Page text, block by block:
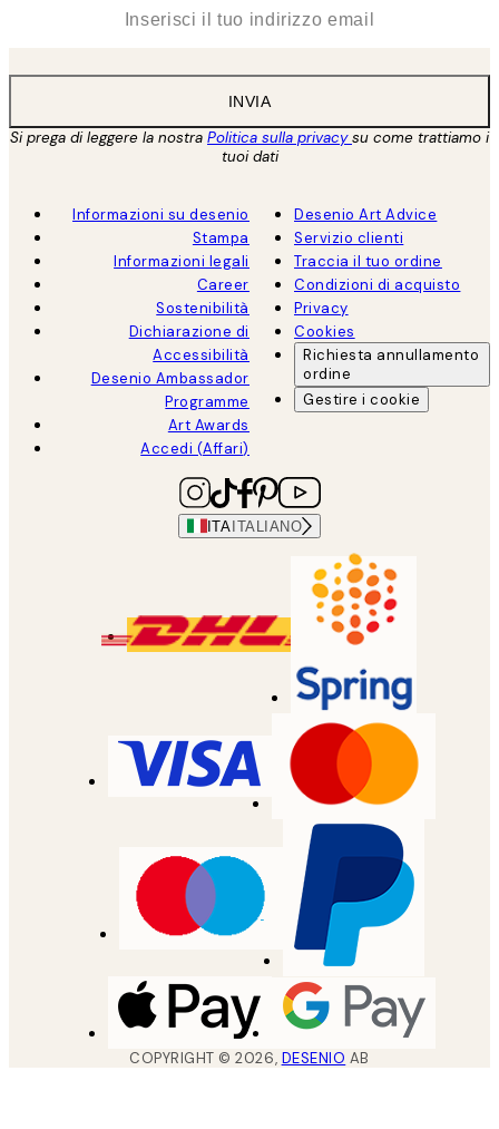
INVIA
Si prega di leggere la nostra Politica sulla privacysu come trattiamo i
tuoi dati
Informazioni su desenio
Stampa
Informazioni legali
Career
Sostenibilità
Dichiarazione di
Accessibilità
Desenio Ambassador
Programme
Art Awards
Accedi (Affari)
Desenio Art Advice
Servizio clienti
Traccia il tuo ordine
Condizioni di acquisto
Privacy
Cookies
Richiesta annullamento
ordine
Gestire i cookie
ITAITALIANO
COPYRIGHT ©2026, DESENIO AB